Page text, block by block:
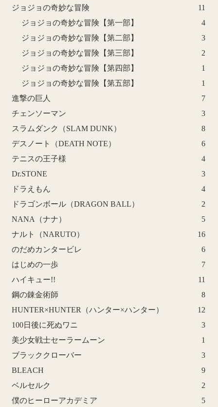
ジョジョの奇妙な冒険
11
ジョジョの奇妙な冒険【第一部】
4
ジョジョの奇妙な冒険【第二部】
3
ジョジョの奇妙な冒険【第三部】
2
ジョジョの奇妙な冒険【第四部】
1
ジョジョの奇妙な冒険【第五部】
1
進撃の巨人
7
チェンソーマン
3
スラムダンク（SLAM DUNK）
8
デスノート（DEATH NOTE）
6
テニスの王子様
4
Dr.STONE
3
ドラえもん
4
ドラゴンボール（DRAGON BALL）
2
NANA（ナナ）
5
ナルト（NARUTO）
16
のだめカンタービレ
6
はじめの一歩
7
ハイキュー!!
11
鋼の錬金術師
8
HUNTER×HUNTER（ハンター×ハンター）
12
100日後に死ぬワニ
3
美少女戦士セーラームーン
1
ブラッククローバー
3
BLEACH
9
ベルセルク
2
僕のヒーローアカデミア
5